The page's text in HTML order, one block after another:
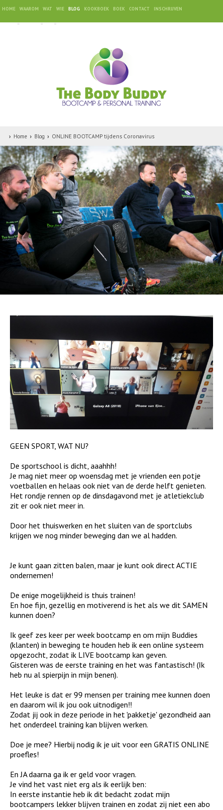
HOME WAAROM WAT WIE BLOG KOOKBOEK BOEK CONTACT INSCHRIJVEN
Home Blog ONLINE BOOTCAMP tijdens Coronavirus
GEEN SPORT, WAT NU?
De sportschool is dicht, aaahhh!
Je mag niet meer op woensdag met je vrienden een potje
voetballen en helaas ook niet van de derde helft genieten.
Het rondje rennen op de dinsdagavond met je atletiekclub
zit er ook niet meer in.
Door het thuiswerken en het sluiten van de sportclubs
krijgen we nog minder beweging dan we al hadden.
Je kunt gaan zitten balen, maar je kunt ook direct ACTIE
ondernemen!
De enige mogelijkheid is thuis trainen!
En hoe fijn, gezellig en motiverend is het als we dit SAMEN
kunnen doen?
Ik geef zes keer per week bootcamp en om mijn Buddies
(klanten) in beweging te houden heb ik een online systeem
opgezocht, zodat ik LIVE bootcamp kan geven.
Gisteren was de eerste training en het was fantastisch! (Ik
heb nu al spierpijn in mijn benen).
Het leuke is dat er 99 mensen per training mee kunnen doen
en daarom wil ik jou ook uitnodigen!!
Zodat jij ook in deze periode in het 'pakketje' gezondheid aan
het onderdeel training kan blijven werken.
Doe je mee? Hierbij nodig ik je uit voor een GRATIS ONLINE
proefles!
En JA daarna ga ik er geld voor vragen.
Je vind het vast niet erg als ik eerlijk ben:
In eerste instantie heb ik dit bedacht zodat mijn
bootcampers lekker blijven trainen en zodat zij niet een abo